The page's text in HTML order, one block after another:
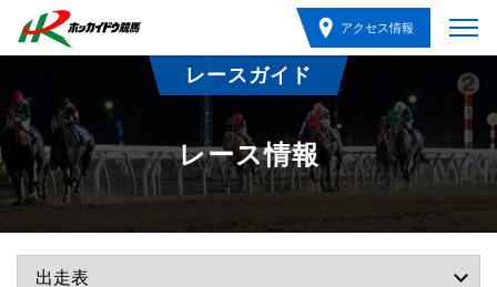
アクセス情報
レースガイド
レース情報